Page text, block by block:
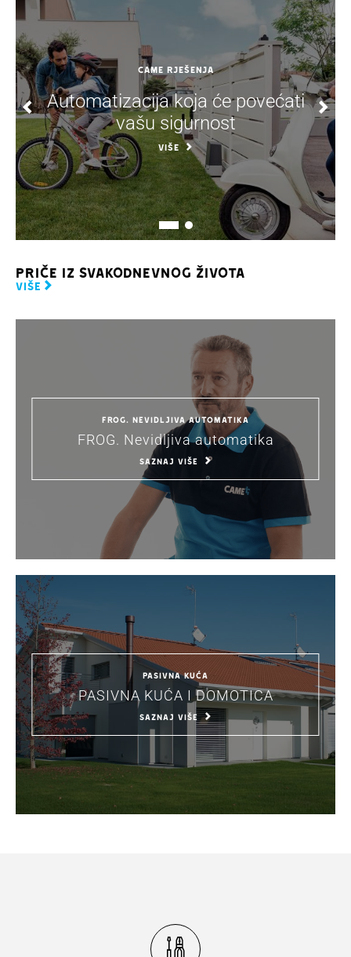
CAME Rješenja
Automatizacija koja će povećati
vašu sigurnost
VIŠE
PRIČE IZ SVAKODNEVNOG ŽIVOTA
VIŠE
FROG. Nevidljiva automatika
FROG. Nevidljiva automatika
SAZNAJ VIŠE
PASIVNA KUĆA
PASIVNA KUĆA I DOMOTICA
SAZNAJ VIŠE